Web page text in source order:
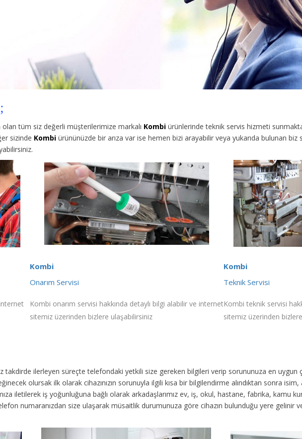
olan tüm siz değerli müşterilerimize markalı Kombi ürünlerinde teknik servis hizmeti
sizinde Kombi ürününüzde bir arıza var ise hemen bizi arayabilir veya yukarıda bulunan biz
Kombi
Onarım Servisi
Kombi onarım servisi hakkında detaylı bilgi alabilir ve internet
sitemiz üzerinden bizlere ulaşabilirsiniz
Kombi
Teknik Servisi
Kombi teknik servisi
sitemiz üzerinden
takdirde ilerleyen süreçte telefondaki yetkili size gereken bilgileri verip sorununuza en uygun
olursak ilk olarak cihazınızın sorunuyla ilgili kısa bir bilgilendirme alındıktan sonra
iletilerek iş yoğunluğuna bağlı olarak arkadaşlarımız ev, iş, okul, hastane, fabrika, kamu
numaranızdan size ulaşarak müsaitlik durumunuza göre cihazın bulunduğu yere gelinir